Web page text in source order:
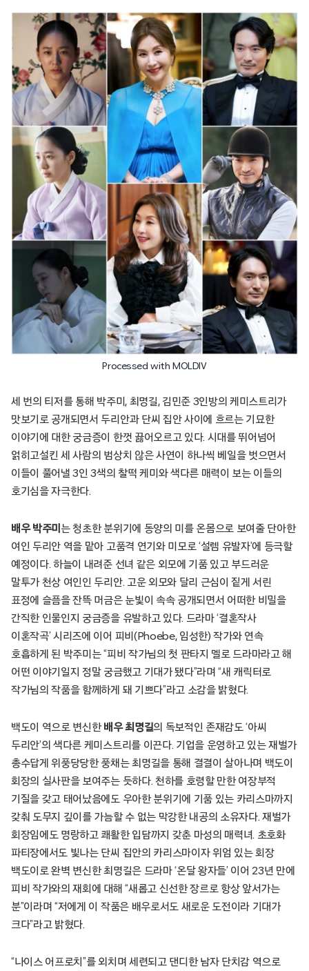
Processed with MOLDIV
세 번의 티저를 통해 박주미, 최명길, 김민준 3인방의 케미스트리가
맛보기로 공개되면서 두리안과 단씨 집안 사이에 흐르는 기묘한
이야기에 대한 궁금증이 한껏 끓어오르고 있다. 시대를 뛰어넘어
얽히고설킨 세 사람의 범상치 않은 사연이 하나씩 베일을 벗으면서
이들이 풀어낼 3인 3색의 찰떡 케미와 색다른 매력이 보는 이들의
호기심을 자극한다.
배우 박주미 는 청초한 분위기에 동양의 미를 온몸으로 보여줄 단아한
여인 두리안 역을 맡아 고품격 연기와 미모로 ‘설렘 유발자’에 등극할
예정이다. 하늘이 내려준 선녀 같은 외모에 기품 있고 부드러운
말투가 천상 여인인 두리안. 고운 외모와 달리 근심이 짙게 서린
표정에 슬픔을 잔뜩 머금은 눈빛이 속속 공개되면서 어떠한 비밀을
간직한 인물인지 궁금증을 유발하고 있다. 드라마 ‘결혼작사
이혼작곡’ 시리즈에 이어 피비(Phoebe, 임성한) 작가와 연속
호흡하게 된 박주미는 “피비 작가님의 첫 판타지 멜로 드라마라고 해
어떤 이야기일지 정말 궁금했고 기대가 됐다”라며 “새 캐릭터로
작가님의 작품을 함께하게 돼 기쁘다”라고 소감을 밝혔다.
백도이 역으로 변신한배우 최명길의 독보적인 존재감도 ‘아씨
두리안’의 색다른 케미스트리를 이끈다. 기업을 운영하고 있는 재벌가
총수답게 위풍당당한 풍채는 최명길을 통해 결결이 살아나며 백도이
회장의 실사판을 보여주는 듯하다. 천하를 호령할 만한 여장부적
기질을 갖고 태어났음에도 우아한 분위기에 기품 있는 카리스마까지
갖춰 도무지 깊이를 가늠할 수 없는 막강한 내공의 소유자다. 재벌가
회장임에도 명랑하고 쾌활한 입담까지 갖춘 마성의 매력녀. 초호화
파티장에서도 빛나는 단씨 집안의 카리스마이자 위엄 있는 회장
백도이로 완벽 변신한 최명길은 드라마 ‘온달 왕자들’ 이어 23년 만에
피비 작가와의 재회에 대해 “새롭고 신선한 장르로 항상 앞서가는
분”이라며 “저에게 이 작품은 배우로서도 새로운 도전이라 기대가
크다”라고 밝혔다.
“나이스 어프로치”를 외치며 세련되고 댄디한 남자 단치감 역으로